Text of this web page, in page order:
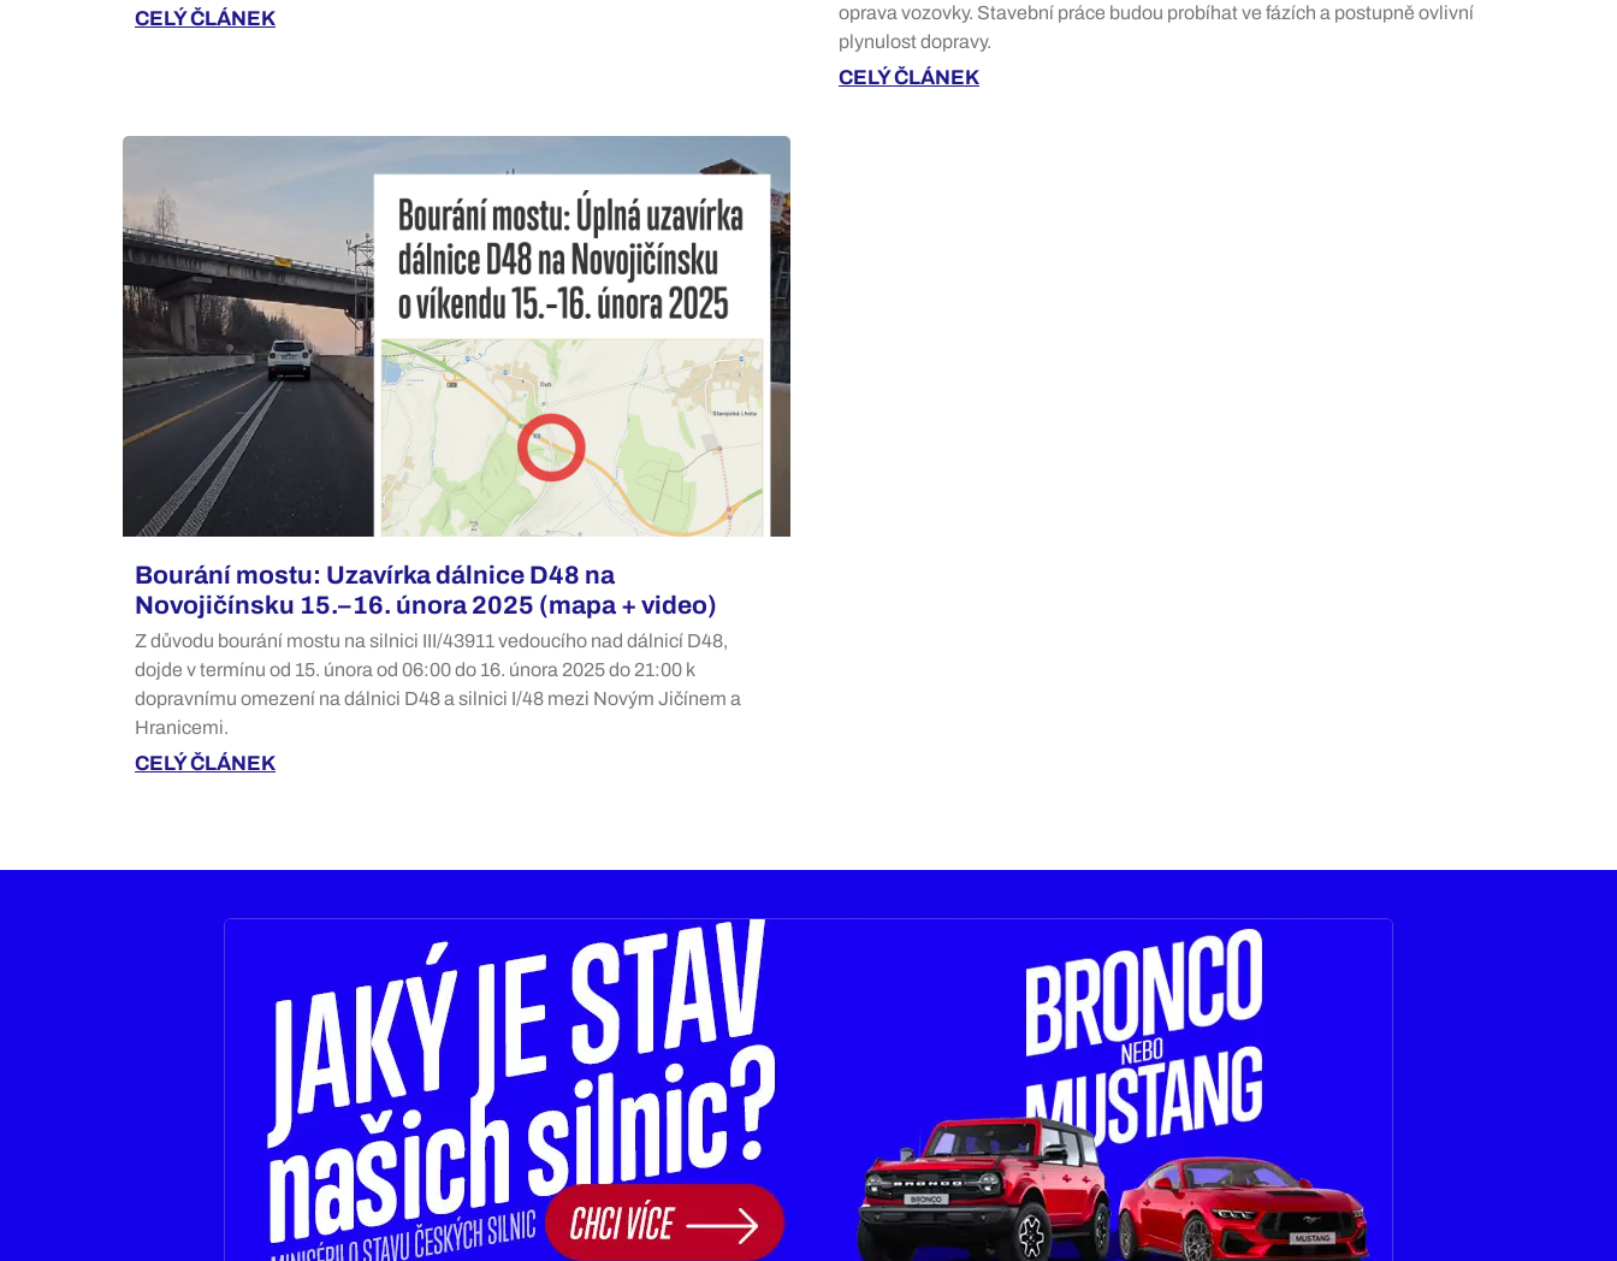
CELÝ ČLÁNEK
oprava vozovky. Stavební práce budou probíhat ve fázích a postupně ovlivní
plynulost dopravy.
CELÝ ČLÁNEK
Bourání mostu: Uzavírka dálnice D48 na
Novojičínsku 15.–16. února 2025 (mapa + video)
Z důvodu bourání mostu na silnici III/43911 vedoucího nad dálnicí D48,
dojde v termínu od 15. února od 06:00 do 16. února 2025 do 21:00 k
dopravnímu omezení na dálnici D48 a silnici I/48 mezi Novým Jičínem a
Hranicemi.
CELÝ ČLÁNEK